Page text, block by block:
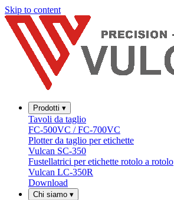
Skip to content
Prodotti ▾
Tavoli da taglio
FC-500VC / FC-700VC
Plotter da taglio per etichette
Vulcan SC-350
Fustellatrici per etichette rotolo a rotolo
Vulcan LC-350R
Download
Chi siamo ▾